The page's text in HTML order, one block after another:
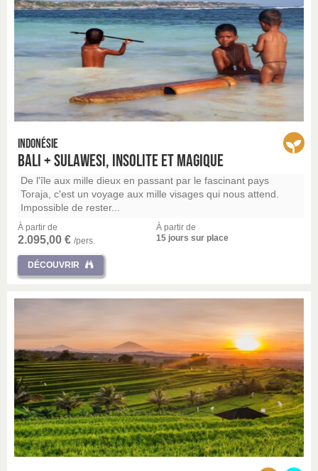
Indonésie
Bali + Sulawesi, insolite et magique
De l'île aux mille dieux en passant par le fascinant pays
Toraja, c'est un voyage aux mille visages qui nous attend.
Impossible de rester...
À partir de
2.095,00 € /pers.
À partir de
15 jours sur place
DÉCOUVRIR